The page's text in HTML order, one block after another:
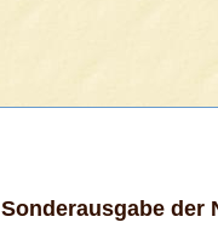
Sonderausgabe der